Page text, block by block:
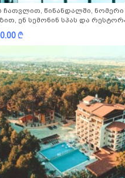
ჩათვლით, წინანდალში, ნომერი
ენ სემონინ სპას და
k